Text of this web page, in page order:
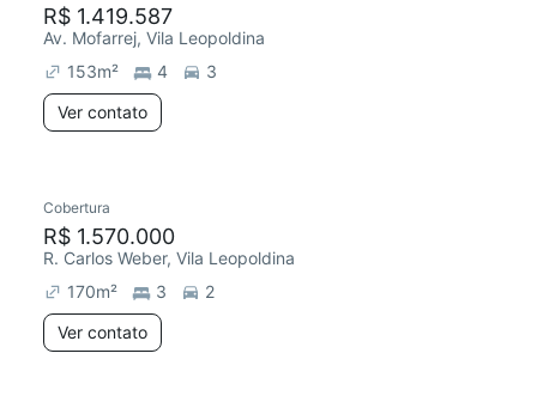
R$ 1.419.587
Av. Mofarrej, Vila Leopoldina
153m² 4
3
Ver contato
Cobertura
R$ 1.570.000
R. Carlos Weber, Vila Leopoldina
170m² 3
2
Ver contato